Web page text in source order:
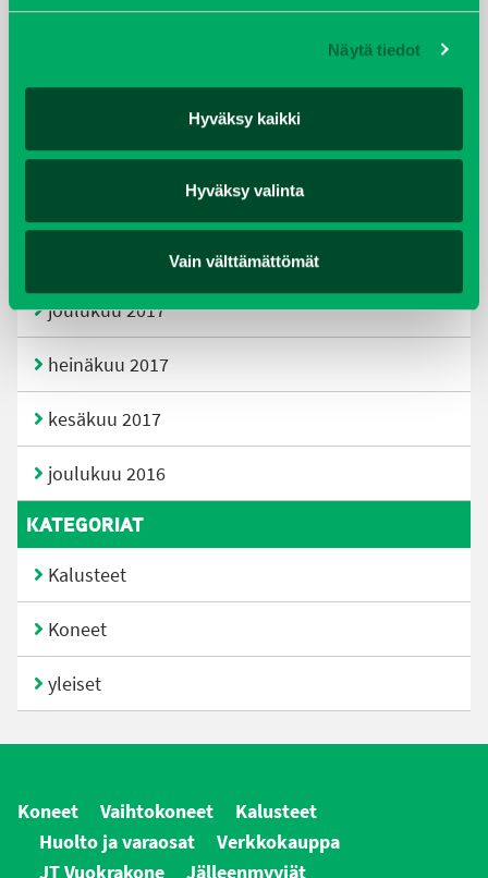
Näytä tiedot
Hyväksy kaikki
Hyväksy valinta
Vain välttämättömät
huhtikuu 2019
helmikuu 2019
tammikuu 2018
joulukuu 2017
heinäkuu 2017
kesäkuu 2017
joulukuu 2016
KATEGORIAT
Kalusteet
Koneet
yleiset
Koneet Vaihtokoneet
Kalusteet
Huolto ja varaosat
Verkkokauppa
JT Vuokrakone
Jälleenmyyjät